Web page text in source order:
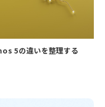
5の違いを整理する